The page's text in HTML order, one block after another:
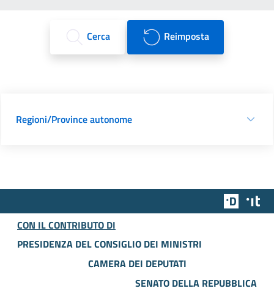
Cerca Reimposta
Regioni/Province autonome
Team
CON IL CONTRIBUTO DI
PRESIDENZA DEL CONSIGLIO DEI MINISTRI
CAMERA DEI DEPUTATI
SENATO DELLA REPUBBLICA